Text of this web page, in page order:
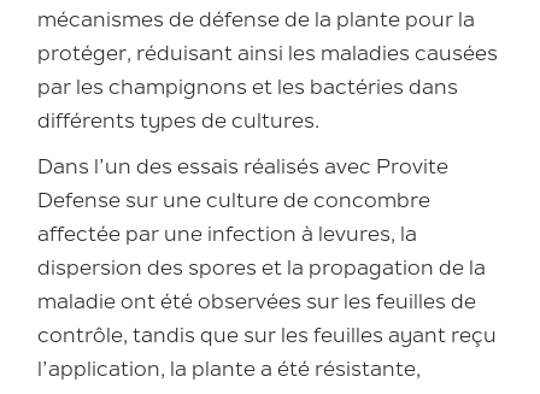
mécanismes de défense de la plante pour la
protéger, réduisant ainsi les maladies causées
par les champignons et les bactéries dans
différents types de cultures.
Dans l’un des essais réalisés avec Provite
Defense sur une culture de concombre
affectée par une infection à levures, la
dispersion des spores et la propagation de la
maladie ont été observées sur les feuilles de
contrôle, tandis que sur les feuilles ayant reçu
l’application, la plante a été résistante,